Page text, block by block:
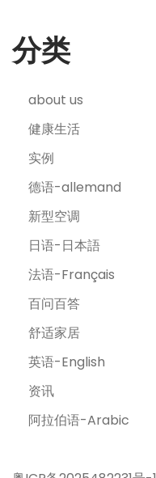
分类
about us
健康生活
实例
德语-allemand
新型空调
日语-日本語
法语-Français
百问百答
舒适家居
英语-English
资讯
阿拉伯语-Arabic